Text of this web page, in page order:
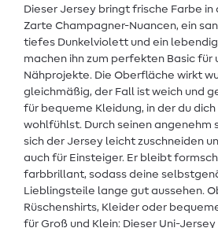
Dieser Jersey bringt frische Farbe
Zarte Champagner-Nuancen, ein
tiefes Dunkelviolett und ein
machen ihn zum perfekten Basic für
Nähprojekte. Die Oberfläche wirkt
gleichmäßig, der Fall ist weich und
für bequeme Kleidung, in der du dich
wohlfühlst. Durch seinen angenehm
sich der Jersey leicht zuschneiden
auch für Einsteiger. Er bleibt
farbbrillant, sodass deine
Lieblingsteile lange gut aussehen.
Rüschenshirts, Kleider oder
für Groß und Klein: Dieser Uni-